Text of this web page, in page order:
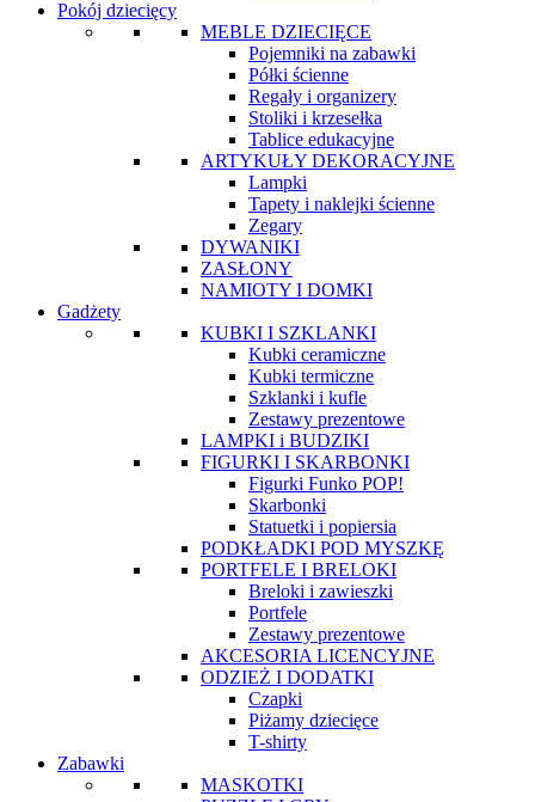
Pokój dziecięcy
MEBLE DZIECIĘCE
Pojemniki na zabawki
Półki ścienne
Regały i organizery
Stoliki i krzesełka
Tablice edukacyjne
ARTYKUŁY DEKORACYJNE
Lampki
Tapety i naklejki ścienne
Zegary
DYWANIKI
ZASŁONY
NAMIOTY I DOMKI
Gadżety
KUBKI I SZKLANKI
Kubki ceramiczne
Kubki termiczne
Szklanki i kufle
Zestawy prezentowe
LAMPKI i BUDZIKI
FIGURKI I SKARBONKI
Figurki Funko POP!
Skarbonki
Statuetki i popiersia
PODKŁADKI POD MYSZKĘ
PORTFELE I BRELOKI
Breloki i zawieszki
Portfele
Zestawy prezentowe
AKCESORIA LICENCYJNE
ODZIEŻ I DODATKI
Czapki
Piżamy dziecięce
T-shirty
Zabawki
MASKOTKI